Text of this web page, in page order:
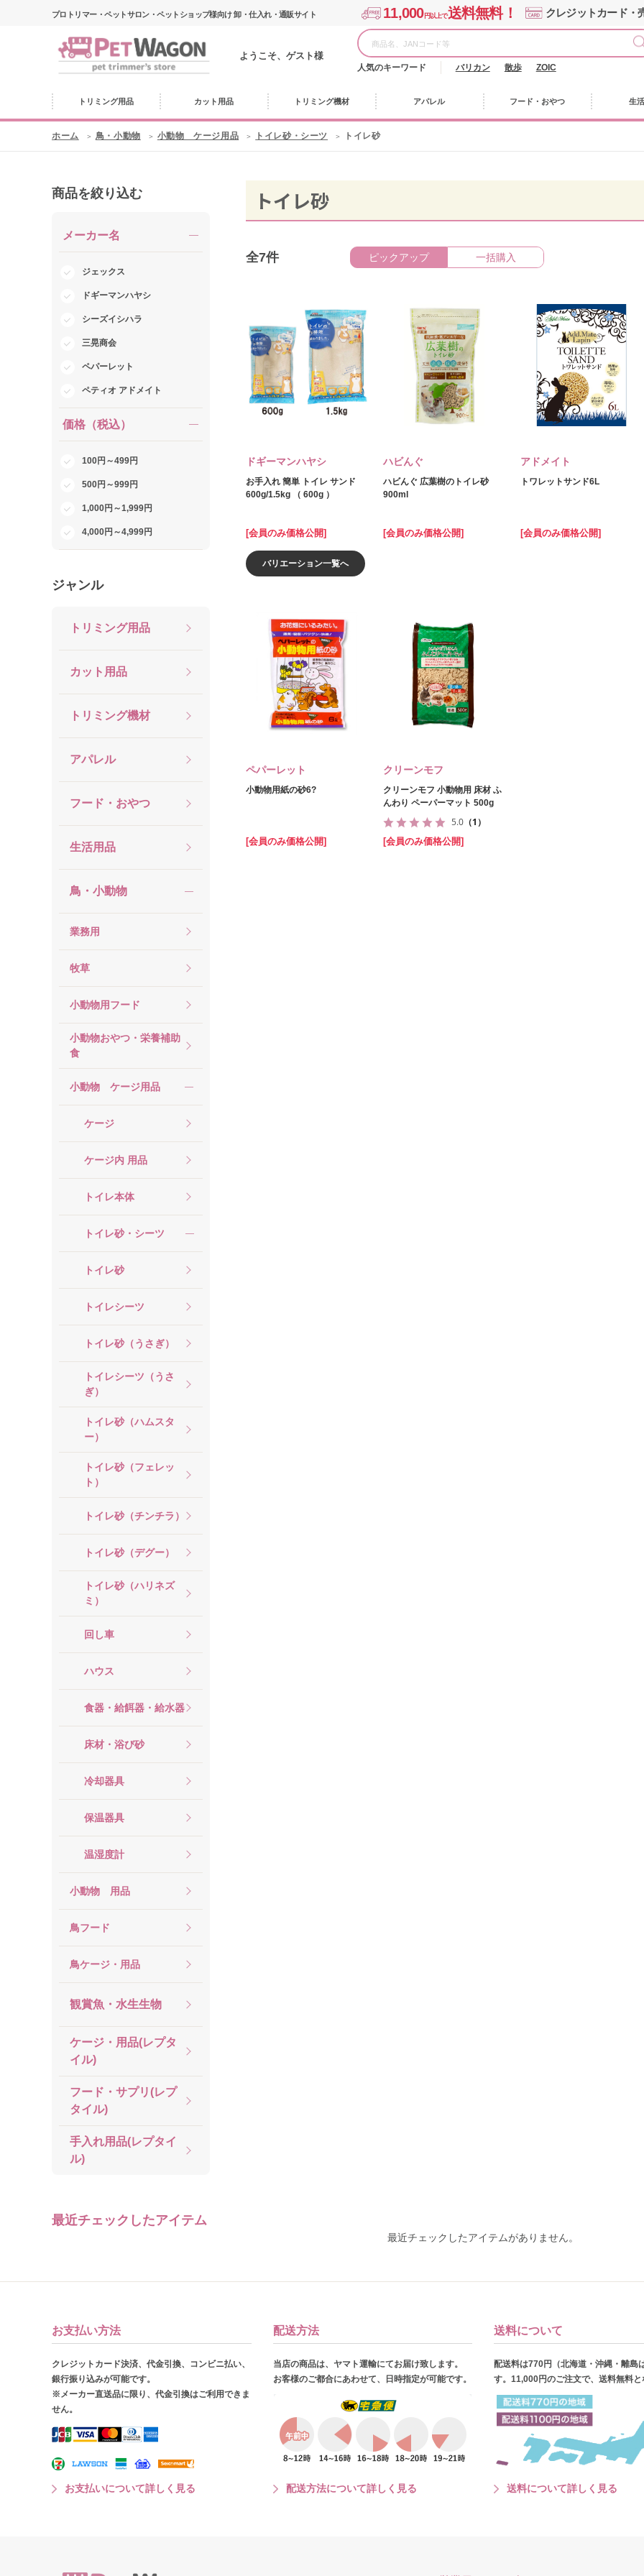
プロトリマー・ペットサロン・ペットショップ様向け 卸・仕入れ・通販サイト 11,000円以上で送料無料！ クレジットカード・
ようこそ、ゲスト様
人気のキーワード バリカン 散歩 ZOIC
トリミング用品 カット用品 トリミング機材 アパレル フード・おやつ 生
ホーム 鳥・小動物 小動物 ケージ用品 トイレ砂・シーツ トイレ砂
商品を絞り込む
メーカー名
ジェックス
ドギーマンハヤシ
シーズイシハラ
三晃商会
ペパーレット
ペティオ アドメイト
価格（税込）
100円～499円
500円～999円
1,000円～1,999円
4,000円～4,999円
ジャンル
トリミング用品
カット用品
トリミング機材
アパレル
フード・おやつ
生活用品
鳥・小動物
業務用
牧草
小動物用フード
小動物おやつ・栄養補助
食
小動物 ケージ用品
ケージ
ケージ内 用品
トイレ本体
トイレ砂・シーツ
トイレ砂
トイレシーツ
トイレ砂（うさぎ）
トイレシーツ（うさ
ぎ）
トイレ砂（ハムスタ
ー）
トイレ砂（フェレッ
ト）
トイレ砂（チンチラ）
トイレ砂（デグー）
トイレ砂（ハリネズ
ミ）
回し車
ハウス
食器・給餌器・給水器
床材・浴び砂
冷却器具
保温器具
温湿度計
小動物 用品
鳥フード
鳥ケージ・用品
観賞魚・水生生物
ケージ・用品(レプタ
イル)
フード・サプリ(レプ
タイル)
手入れ用品(レプタイ
ル)
トイレ砂
全7件 ピックアップ 一括購入
ドギーマンハヤシ
お手入れ 簡単 トイレ サンド
600g/1.5kg （ 600g ）
[会員のみ価格公開]
バリエーション一覧へ
ハビんぐ
ハビんぐ 広葉樹のトイレ砂
900ml
[会員のみ価格公開]
アドメイト
トワレットサンド6L
[会員のみ価格公開]
ペパーレット
小動物用紙の砂6?
[会員のみ価格公開]
クリーンモフ
クリーンモフ 小動物用 床材 ふ
んわり ペーパーマット 500g
5.0 （1）
[会員のみ価格公開]
最近チェックしたアイテム
最近チェックしたアイテムがありません。
お支払い方法
クレジットカード決済、代金引換、コンビニ払い、
銀行振り込みが可能です。
※メーカー直送品に限り、代金引換はご利用できま
せん。
お支払いについて詳しく見る
配送方法
当店の商品は、ヤマト運輸にてお届け致します。
お客様のご都合にあわせて、日時指定が可能です。
配送方法について詳しく見る
送料について
配送料は770円（北海道・沖縄・離島
す。11,000円のご注文で、送料無料と
送料について詳しく見る